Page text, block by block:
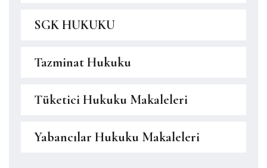
SGK HUKUKU
Tazminat Hukuku
Tüketici Hukuku Makaleleri
Yabancılar Hukuku Makaleleri